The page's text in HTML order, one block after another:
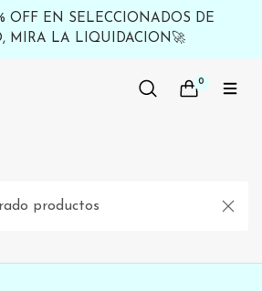
OFF EN SELECCIONADOS DE
MIRA LA LIQUIDACION🚀
0
productos